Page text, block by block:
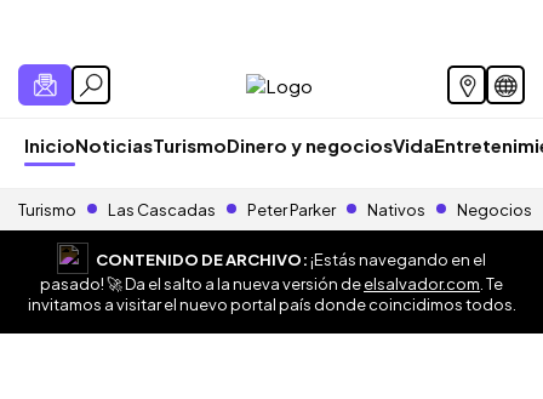
InicioNoticiasTurismoDinero y negociosVida
Turismo Las Cascadas Peter Parker Nativos Negocios
CONTENIDO DE ARCHIVO:¡Estás navegando en el
pasado! 🚀 Da el salto a la nueva versión deelsalvador.com . Te
invitamos a visitar el nuevo portal país donde coincidimos todos.